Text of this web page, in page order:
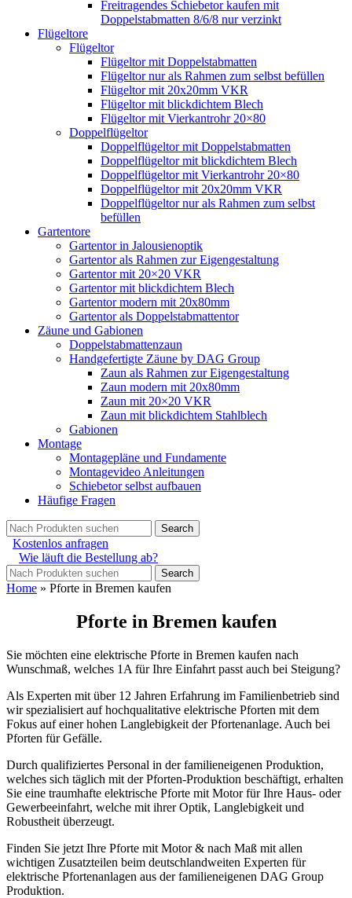
Freitragendes Schiebetor kaufen mit
Doppelstabmatten 8/6/8 nur verzinkt
Flügeltore
Flügeltor
Flügeltor mit Doppelstabmatten
Flügeltor nur als Rahmen zum selbst befüllen
Flügeltor mit 20x20mm VKR
Flügeltor mit blickdichtem Blech
Flügeltor mit Vierkantrohr 20×80
Doppelflügeltor
Doppelflügeltor mit Doppelstabmatten
Doppelflügeltor mit blickdichtem Blech
Doppelflügeltor mit Vierkantrohr 20×80
Doppelflügeltor mit 20x20mm VKR
Doppelflügeltor nur als Rahmen zum selbst
befüllen
Gartentore
Gartentor in Jalousienoptik
Gartentor als Rahmen zur Eigengestaltung
Gartentor mit 20×20 VKR
Gartentor mit blickdichtem Blech
Gartentor modern mit 20x80mm
Gartentor als Doppelstabmattentor
Zäune und Gabionen
Doppelstabmattenzaun
Handgefertigte Zäune by DAG Group
Zaun als Rahmen zur Eigengestaltung
Zaun modern mit 20x80mm
Zaun mit 20×20 VKR
Zaun mit blickdichtem Stahlblech
Gabionen
Montage
Montagepläne und Fundamente
Montagevideo Anleitungen
Schiebetor selbst aufbauen
Häufige Fragen
Search
Kostenlos anfragen
Wie läuft die Bestellung ab?
Search
Home » Pforte in Bremen kaufen
Pforte in Bremen kaufen
Sie möchten eine elektrische Pforte in Bremen kaufen nach
Wunschmaß, welches 1A für Ihre Einfahrt passt auch bei Steigung?
Als Experten mit über 12 Jahren Erfahrung im Familienbetrieb sind
wir spezialisiert auf hochqualitative elektrische Pforten mit dem
Fokus auf einer hohen Langlebigkeit der Pfortenanlage. Auch bei
Pforten für Gefälle.
Durch qualifiziertes Personal in der familieneigenen Produktion,
welches sich täglich mit der Pforten-Produktion beschäftigt, erhalten
Sie eine traumhafte elektrische Pforte mit Motor für Ihre Haus- oder
Gewerbeeinfahrt, welche mit ihrer Optik, Langlebigkeit und
Robustheit überzeugt.
Finden Sie jetzt Ihre Pforte mit Motor & nach Maß mit allen
wichtigen Zusatzteilen beim deutschlandweiten Experten für
elektrische Pfortenanlagen aus der familieneigenen DAG Group
Produktion.